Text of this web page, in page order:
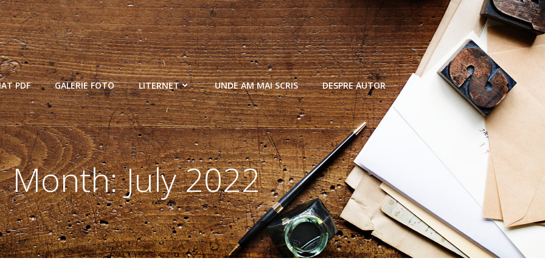
PDF GALERIE FOTO LITERNET UNDE AM MAI SCRIS DESPRE AUTOR
Month:July 2022